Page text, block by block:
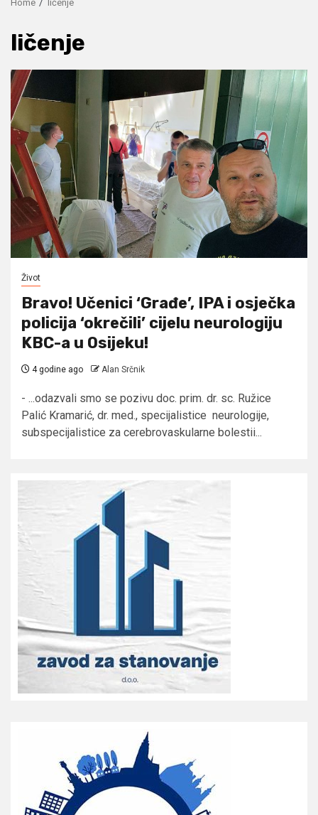
Home ličenje
ličenje
Život
Bravo! Učenici ‘Građe’, IPA i osječka
policija ‘okrečili’ cijelu neurologiju
KBC-a u Osijeku!
4 godine ago Alan Srčnik
- ...odazvali smo se pozivu doc. prim. dr. sc. Ružice
Palić Kramarić, dr. med., specijalistice neurologije,
subspecijalistice za cerebrovaskularne bolestii...